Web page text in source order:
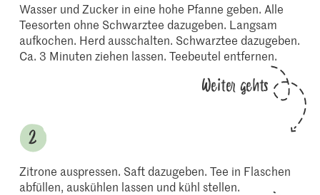
Wasser und Zucker in eine hohe Pfanne geben. Alle
Teesorten ohne Schwarztee dazugeben. Langsam
aufkochen. Herd ausschalten. Schwarztee dazugeben.
Ca. 3 Minuten ziehen lassen. Teebeutel entfernen.
Weiter gehts
Zitrone auspressen. Saft dazugeben. Tee in Flaschen
abfüllen, auskühlen lassen und kühl stellen.